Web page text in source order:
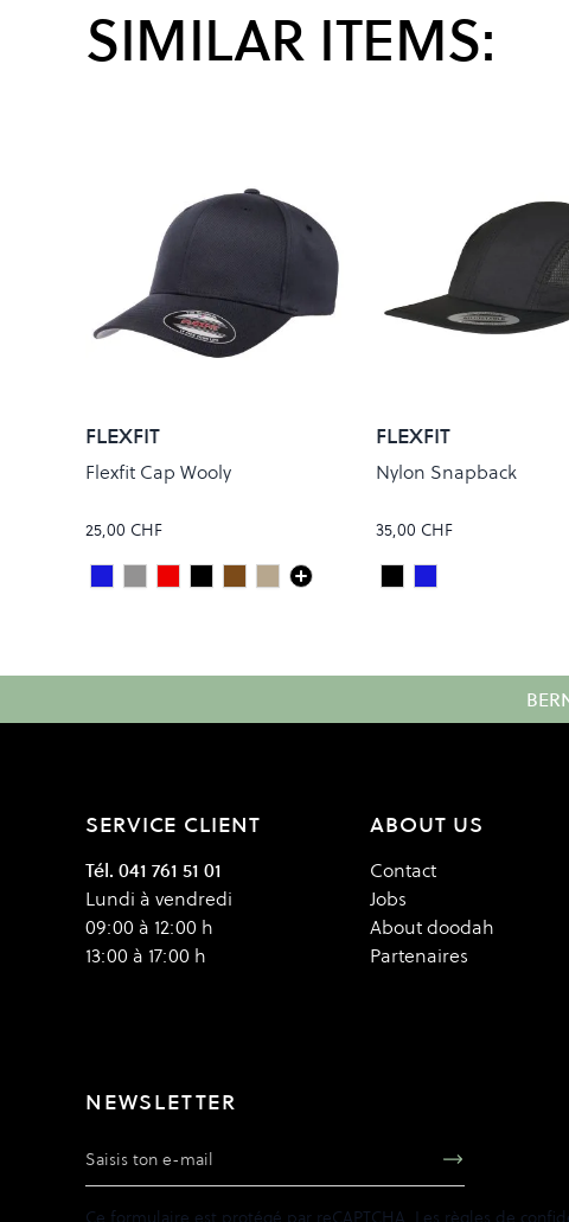
SIMILAR ITEMS:
FLEXFIT
Flexfit Cap Wooly
25,00 CHF
Colour
Dark Navy
GreyMaroon
BlackBrownKhaki
FLEXFIT
Nylon Snapback
35,00 CHF
Colour
BlackNavy
SERVICE CLIENT
Tél. 041 761 51 01
Lundi à vendredi
09:00 à 12:00 h
13:00 à 17:00 h
ABOUT US
Contact
Jobs
About doodah
Partenaires
NEWSLETTER
Adresse e-mail
Ce formulaire est protégé par reCAPTCHA. Les règles de